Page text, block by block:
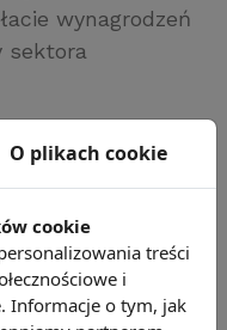
wynagrodzeń
sektora
O plikach cookie
cookie
treści
i
Informacje o tym, jak